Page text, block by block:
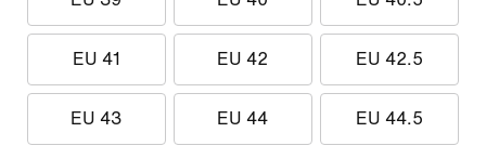
EU 41 EU 42 EU 42.5
EU 43 EU 44 EU 44.5